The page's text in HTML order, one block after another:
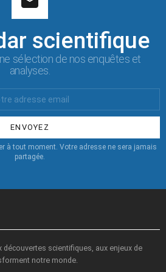
scientifique
sélection de nos enquêtes et
analyses.
à tout moment. Votre adresse ne sera jamais
partagée.
découvertes scientifiques, aux enjeux de
notre monde.